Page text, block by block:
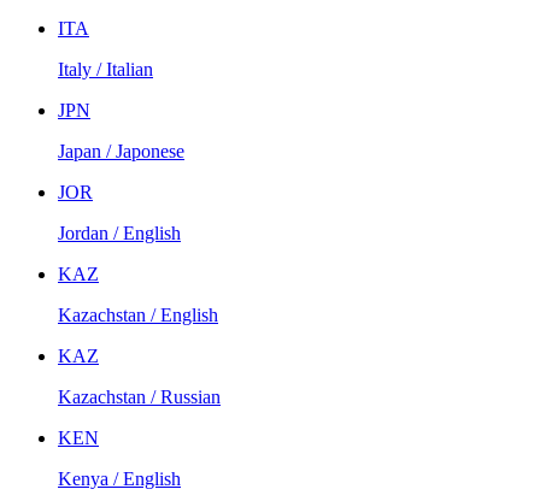
ITA
Italy / Italian
JPN
Japan / Japonese
JOR
Jordan / English
KAZ
Kazachstan / English
KAZ
Kazachstan / Russian
KEN
Kenya / English